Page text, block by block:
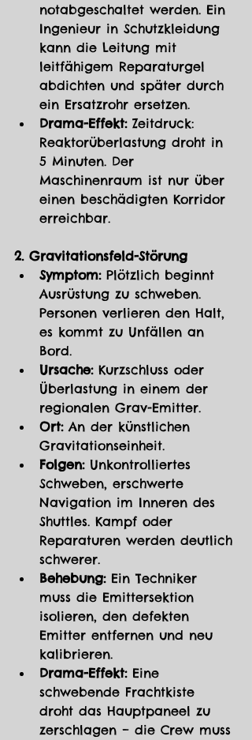
notabgeschaltet werden. Ein
Ingenieur in Schutzkleidung
kann die Leitung mit
leitfähigem Reparaturgel
abdichten und später durch
ein Ersatzrohr ersetzen.
Drama-Effekt: Zeitdruck:
Reaktorüberlastung droht in
5 Minuten. Der
Maschinenraum ist nur über
einen beschädigten Korridor
erreichbar.
2. Gravitationsfeld-Störung
Symptom: Plötzlich beginnt
Ausrüstung zu schweben.
Personen verlieren den Halt,
es kommt zu Unfällen an
Bord.
Ursache: Kurzschluss oder
Überlastung in einem der
regionalen Grav-Emitter.
Ort: An der künstlichen
Gravitationseinheit.
Folgen: Unkontrolliertes
Schweben, erschwerte
Navigation im Inneren des
Shuttles. Kampf oder
Reparaturen werden deutlich
schwerer.
Behebung: Ein Techniker
muss die Emittersektion
isolieren, den defekten
Emitter entfernen und neu
kalibrieren.
Drama-Effekt: Eine
schwebende Frachtkiste
droht das Hauptpaneel zu
zerschlagen – die Crew muss